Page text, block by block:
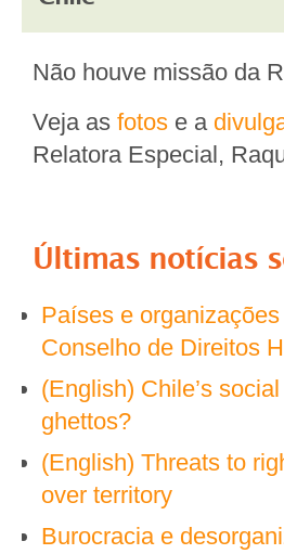
Não houve missão da
Veja as fotos e a
Relatora Especial,
Últimas notícias
Países e
Conselho de Direitos
(English) Chile’s
ghettos?
(English) Threats to
over territory
Burocracia e